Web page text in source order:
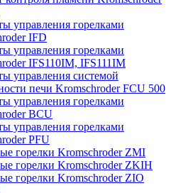
управления горелками
IFD
управления горелками
IFS110IM, IFS111IM
управления системой
печи Kromschroder FCU 500
управления горелками
BCU
управления горелками
PFU
горелки Kromschroder ZМI
горелки Kromschroder ZKIH
горелки Kromschroder ZIO